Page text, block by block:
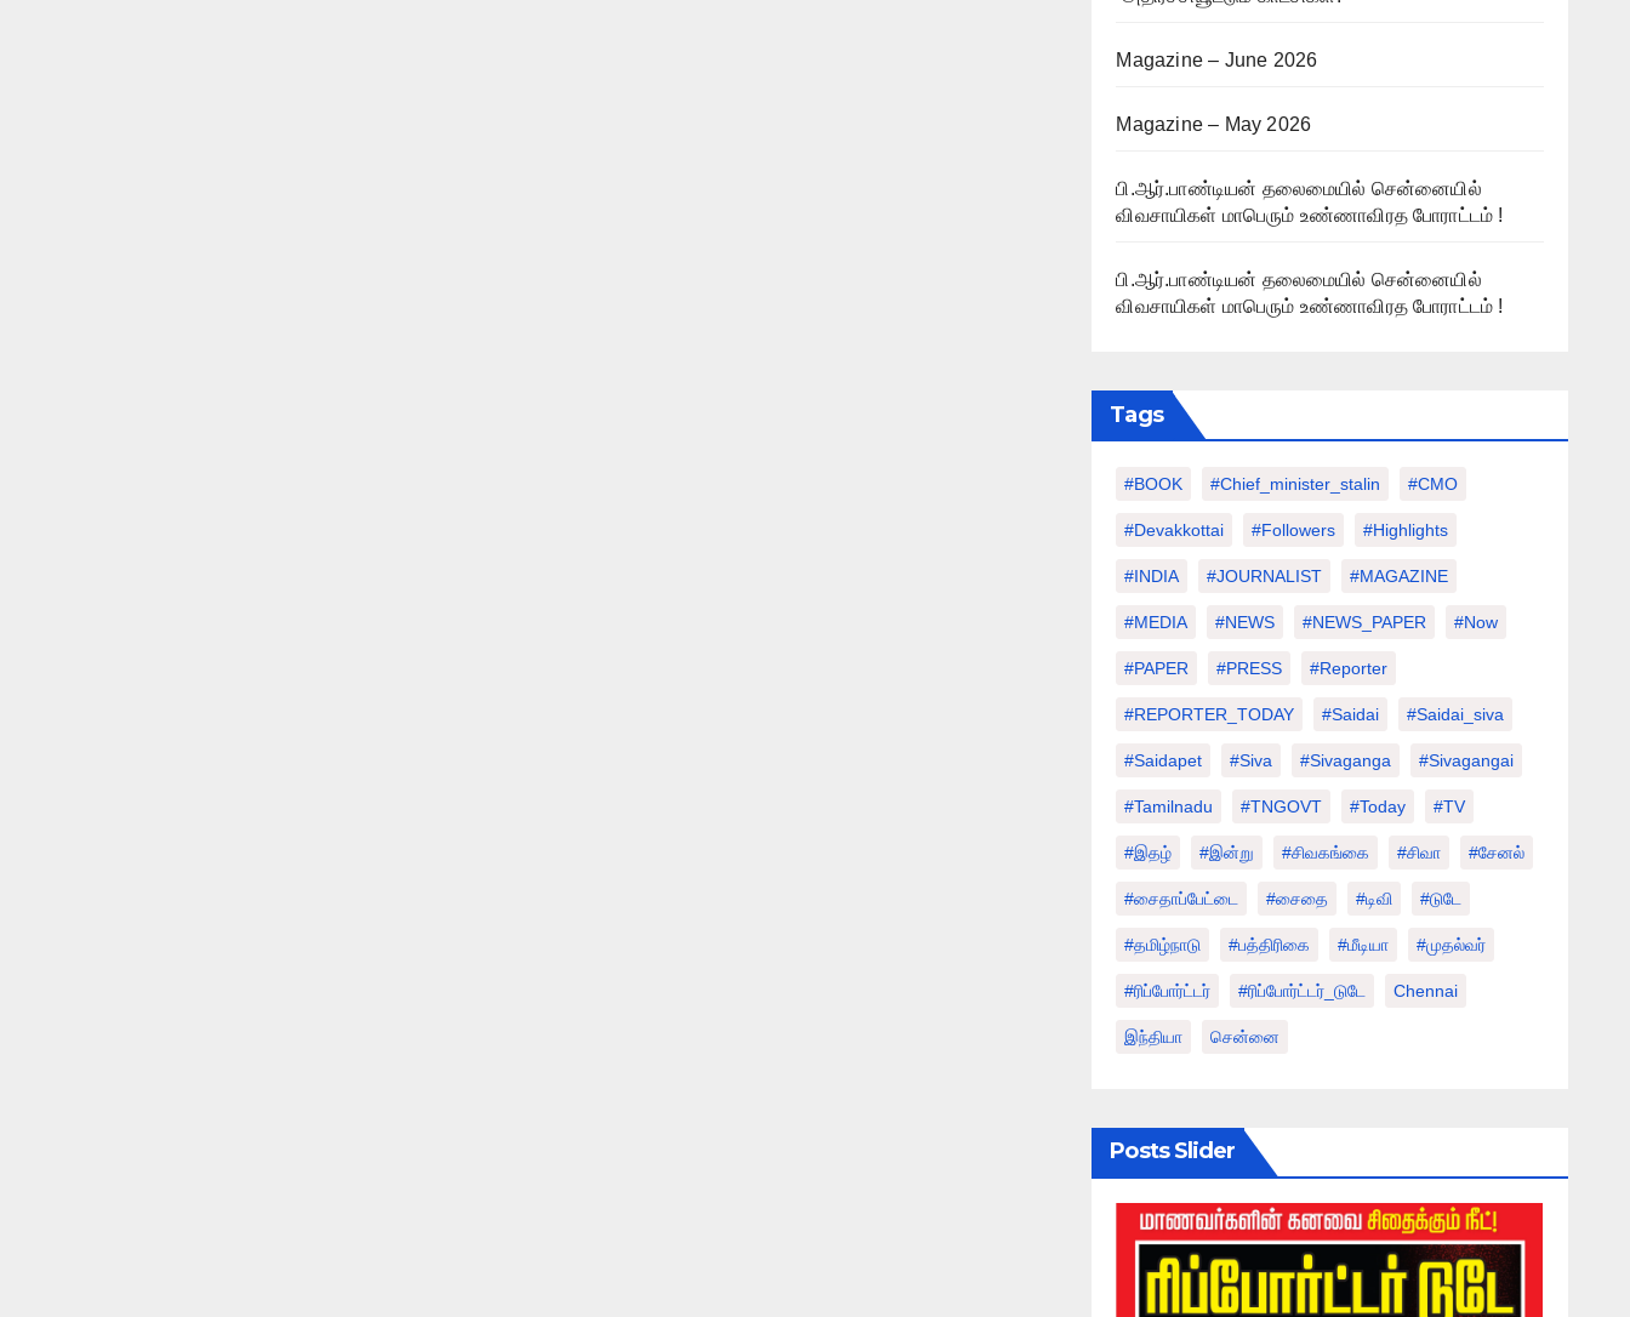
Magazine – June 2026
Magazine – May 2026
பி.ஆர்.பாண்டியன் தலைமையில் சென்னையில்
விவசாயிகள் மாபெரும் உண்ணாவிரத போராட்டம் !
பி.ஆர்.பாண்டியன் தலைமையில் சென்னையில்
விவசாயிகள் மாபெரும் உண்ணாவிரத போராட்டம் !
Tags
#BOOK #chief_minister_stalin #CMO
#devakkottai #followers #highlights
#INDIA #JOURNALIST #MAGAZINE
#MEDIA #NEWS #NEWS_PAPER #Now
#PAPER #PRESS #Reporter
#REPORTER_TODAY #saidai #saidai_siva
#saidapet #Siva #Sivaganga #sivagangai
#tamilnadu #TNGOVT #today #TV
#இதழ் #இன்று #சிவகங்கை #சிவா #சேனல்
#சைதாப்பேட்டை #சைதை #டிவி #டுடே
#தமிழ்நாடு #பத்திரிகை #மீடியா #முதல்வர்
#ரிப்போர்ட்டர் #ரிப்போர்ட்டர்_டுடே Chennai
இந்தியா சென்னை
Posts Slider